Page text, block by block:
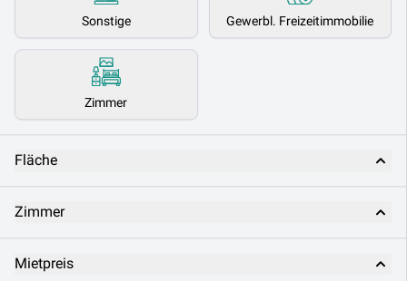
Sonstige Gewerbl. Freizeitimmobilie
Zimmer
Fläche
Zimmer
Mietpreis